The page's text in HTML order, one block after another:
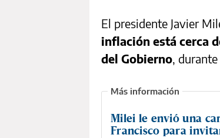
El presidente Javier
inflación está cerca
del Gobierno,
Milei le envió una
Francisco para